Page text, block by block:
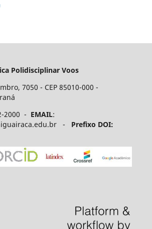
Polidisciplinar Voos
7050 - CEP 85010-000 -
2000 - EMAIL:
- Prefixo DOI: